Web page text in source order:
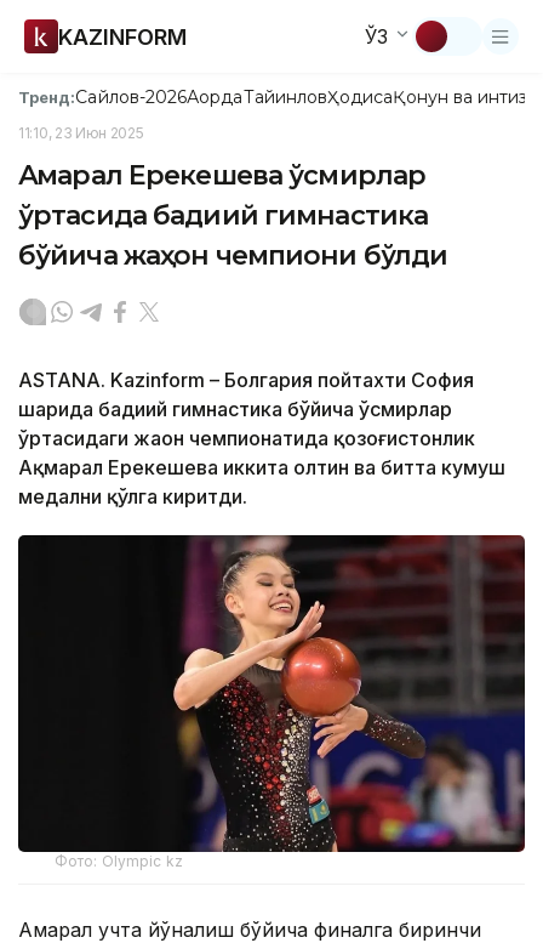
KAZINFORM ЎЗ
Тренд:Сайлов-2026АқордаТайинловҲодисаҚонун ва
11:10, 23 Июн 2025
Ақмарал Ерекешева ўсмирлар
ўртасида бадиий гимнастика
бўйича жаҳон чемпиони бўлди
ASTANA. Kazinform – Болгария пойтахти София
шаҳрида бадиий гимнастика бўйича ўсмирлар
ўртасидаги жаҳон чемпионатида қозоғистонлик
Ақмарал Ерекешева иккита олтин ва битта кумуш
медални қўлга киритди.
Фото: Olympic kz
Ақмарал учта йўналиш бўйича финалга биринчи